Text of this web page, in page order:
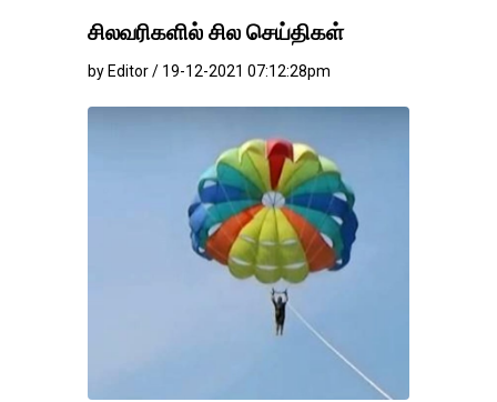
சிலவரிகளில் சில செய்திகள்
by Editor / 19-12-2021 07:12:28pm